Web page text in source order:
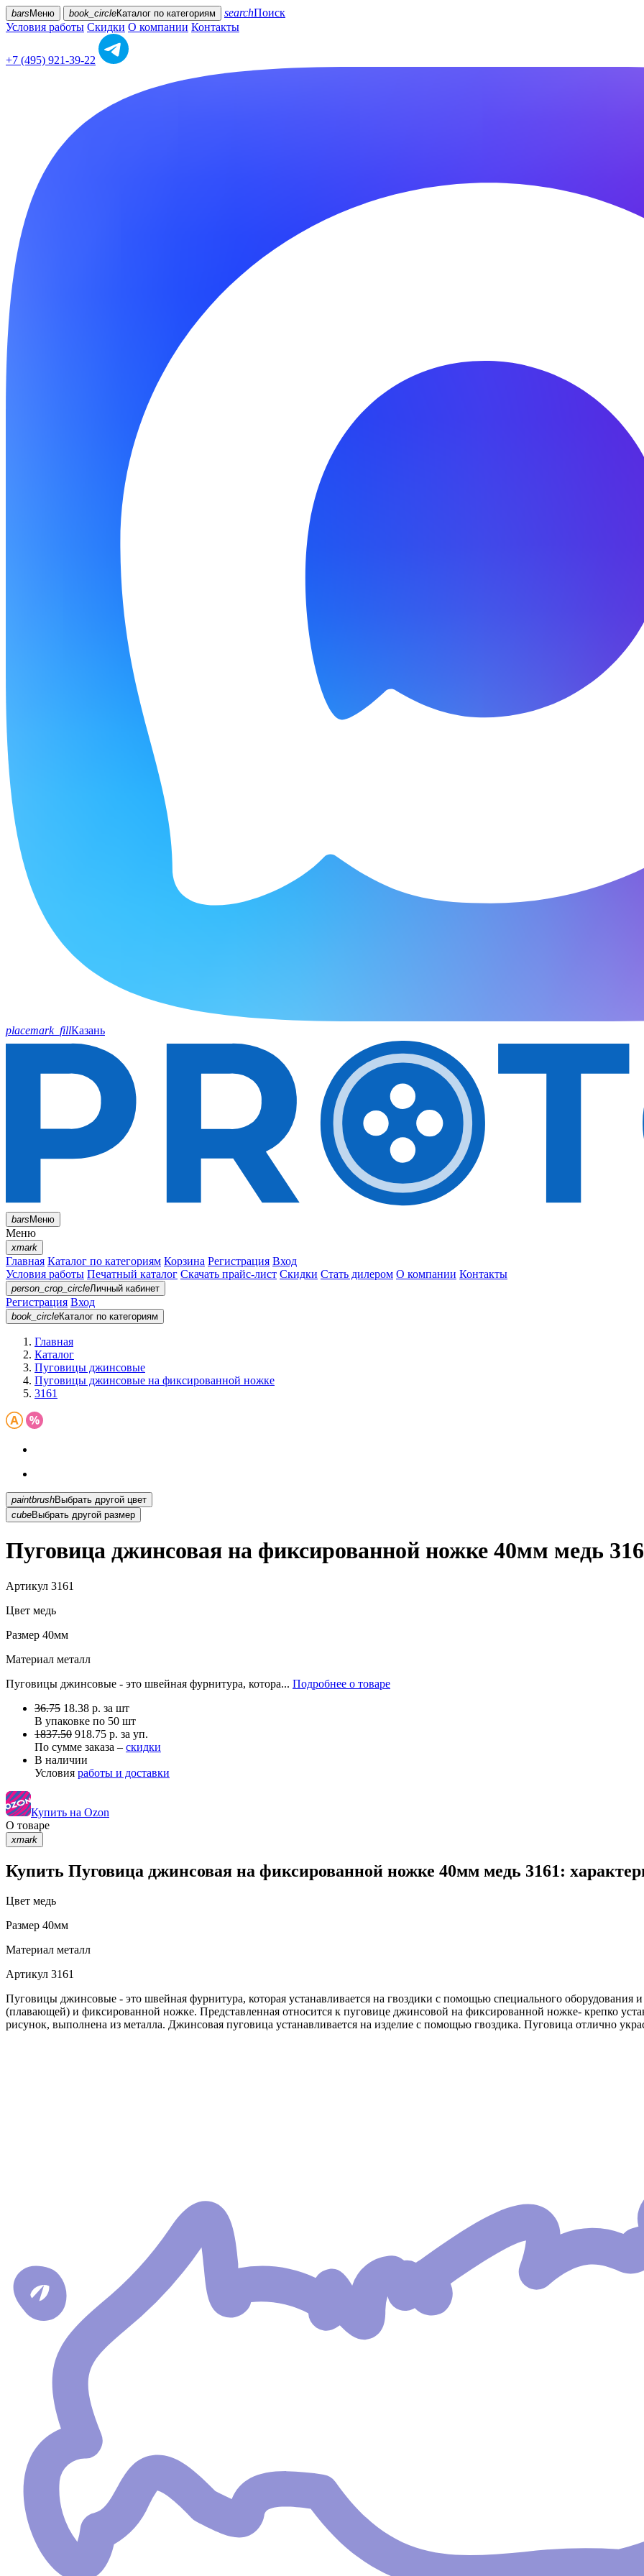
bars Меню book_circleКаталог по категориям searchПоиск
Условия работы Скидки О компании Контакты
+7 (495) 921-39-22
placemark_fillКазань
barsМеню
Меню
xmark
Главная Каталог по категориям Корзина Регистрация Вход
Условия работы Печатный каталог Скачать прайс-лист Скидки Стать дилером О компании Контакты
person_crop_circleЛичный кабинет
Регистрация Вход
book_circleКаталог по категориям
Главная
Каталог
Пуговицы джинсовые
Пуговицы джинсовые на фиксированной ножке
3161
paintbrush
Выбрать другой цвет
cubeВыбрать другой размер
Пуговица джинсовая на фиксированной ножке 40мм медь
Артикул 3161
Цвет медь
Размер 40мм
Материал металл
Пуговицы джинсовые - это швейная фурнитура, котора... Подробнее о товаре
36.75 18.38 р. за шт
В упаковке по 50 шт
1837.50 918.75 р. за уп.
По сумме заказа – скидки
В наличии
Условия работы и доставки
Купить на Ozon
О товаре
xmark
Купить Пуговица джинсовая на фиксированной ножке 40мм медь 3161:
Цвет медь
Размер 40мм
Материал металл
Артикул 3161
Пуговицы джинсовые - это швейная фурнитура, которая устанавливается на гвоздики с помощью специального
(плавающей) и фиксированной ножке. Представленная относится к пуговице джинсовой на фиксированной ножке- крепко
рисунок, выполнена из металла. Джинсовая пуговица устанавливается на изделие с помощью гвоздика. Пуговица отлично